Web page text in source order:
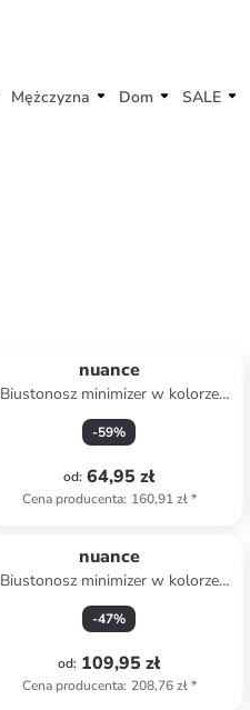
Mężczyzna Dom SALE
nuance
Biustonosz minimizer w kolorze
zielonym
-59%
od: 64,95 zł
Cena producenta: 160,91 zł*
nuance
Biustonosz minimizer w kolorze
fiołkowym
-47%
od: 109,95 zł
Cena producenta: 208,76 zł*